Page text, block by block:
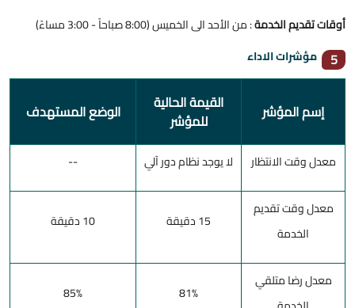
أوقات تقديم الخدمة: من الأحد الى الخميس (8:00 صباحاً - 3:00 مساءً)
5 مؤشرات الاداء
إسم المؤشر
القيمة الحالية
للمؤشر
الوضع المستهدف
معدل وقت الانتظار لا يوجد نظام دور آلي --
معدل وقت تقديم
الخدمة
15 دقيقة 10 دقيقة
معدل رضا متلقي
81%
85%